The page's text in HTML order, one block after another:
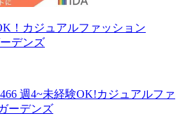
！カジュアルファッション
デンズ
週4~未経験OK!カジュアルファ
ーデンズ